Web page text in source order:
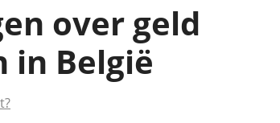
over geld
in België